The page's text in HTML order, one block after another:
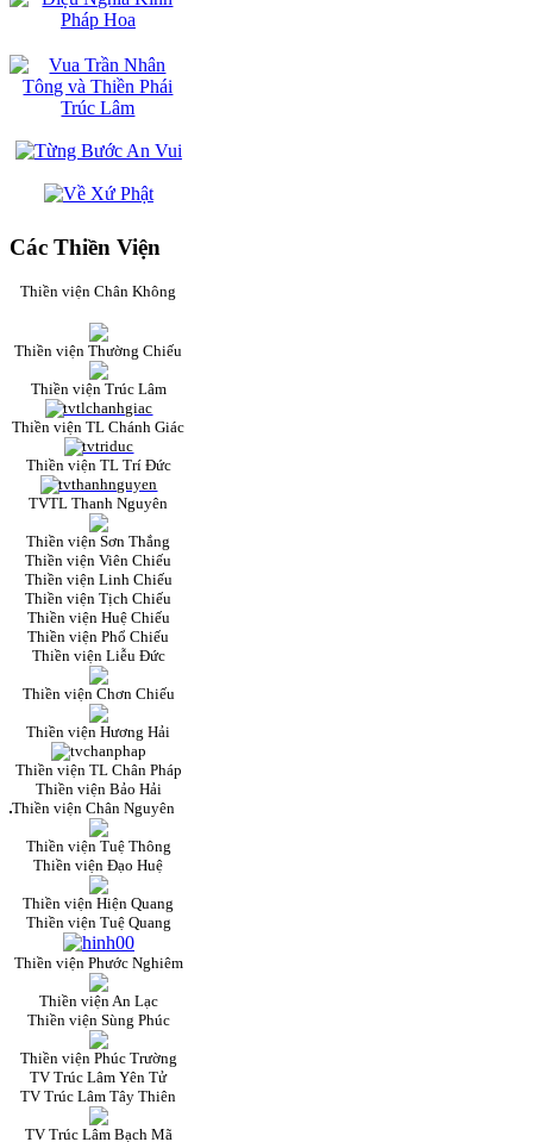
Các Thiền Viện
Thiền viện Chân Không
Thiền viện Thường Chiếu
Thiền viện Trúc Lâm
Thiền viện TL Chánh Giác
Thiền viện TL Trí Đức
TVTL Thanh Nguyên
Thiền viện Sơn Thắng
Thiền viện Viên Chiếu
Thiền viện Linh Chiếu
Thiền viện Tịch Chiếu
Thiền viện Huệ Chiếu
Thiền viện Phổ Chiếu
Thiền viện Liễu Đức
Thiền viện Chơn Chiếu
Thiền viện Hương Hải
Thiền viện TL Chân Pháp
Thiền viện Bảo Hải
Thiền viện Chân Nguyên
Thiền viện Tuệ Thông
Thiền viện Đạo Huệ
Thiền viện Hiện Quang
Thiền viện Tuệ Quang
Thiền viện Phước Nghiêm
Thiền viện An Lạc
Thiền viện Sùng Phúc
Thiền viện Phúc Trường
TV Trúc Lâm Yên Tử
TV Trúc Lâm Tây Thiên
TV Trúc Lâm Bạch Mã